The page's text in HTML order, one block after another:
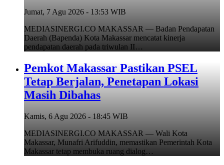
Jumat, 7 Agu 2026 - 13:53 WIB
MEDIASINERGI.CO MAKASSAR — Badan Pendapatan
Daerah (Bapenda) Kota Makassar mencatat kinerja
pendapatan daerah pada triwulan II…
Pemkot Makassar Pastikan PSEL
Tetap Berjalan, Penetapan Lokasi
Masih Dibahas
Kamis, 6 Agu 2026 - 18:45 WIB
MEDIASINERGI.CO MAKASSAR — Wali Kota
Makassar, Munafri Arifuddin, memastikan Pemerintah Kota
Makassar tetap membuka ruang dialog…